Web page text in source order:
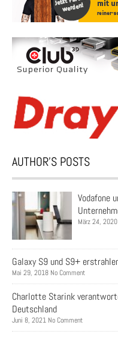
AUTHOR’S POSTS
Vodafone
März 24,
Galaxy S9 und S9+
Mai 29, 2018 No Comment
Charlotte Starink
Deutschland
Juni 8, 2021 No Comment